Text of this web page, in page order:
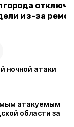
из-за
ночной атаки
атакуемым
области за